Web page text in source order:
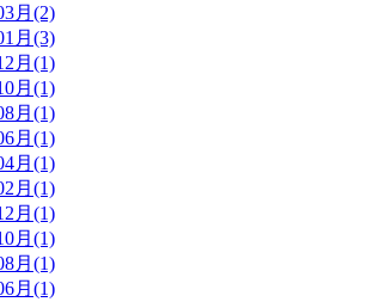
月(2)
月(3)
月(1)
月(1)
月(1)
月(1)
月(1)
月(1)
月(1)
月(1)
月(1)
月(1)